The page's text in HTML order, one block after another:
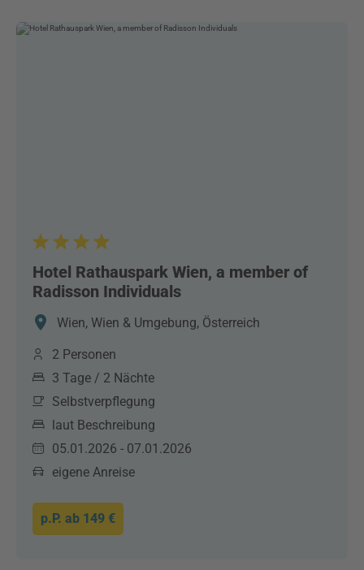
Hotel Rathauspark Wien, a member of
Radisson Individuals
Wien, Wien & Umgebung, Österreich
2 Personen
3 Tage / 2 Nächte
Selbstverpflegung
laut Beschreibung
05.01.2026 - 07.01.2026
eigene Anreise
p.P. ab 149 €